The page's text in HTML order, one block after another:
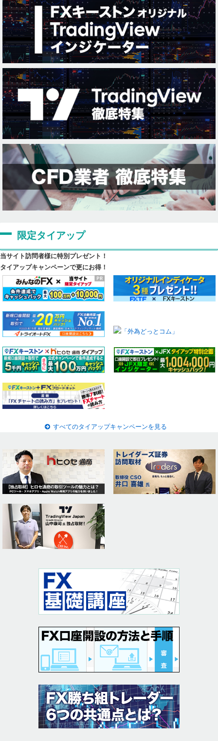
限定タイアップ
当サイト訪問者様に特別プレゼント！
タイアップキャンペーンで更にお得！
すべてのタイアップキャンペーンを見る